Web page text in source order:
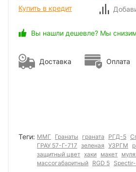
Купить в кредит
Вы нашли дешевле? Мы
Доставка Оплата
Теги: ММГ Гранаты граната РГД-5
ГРАУ 57-Г-717 зеленая УЗРГМ
защитный цвет хаки макет
массогабаритный RGD 5